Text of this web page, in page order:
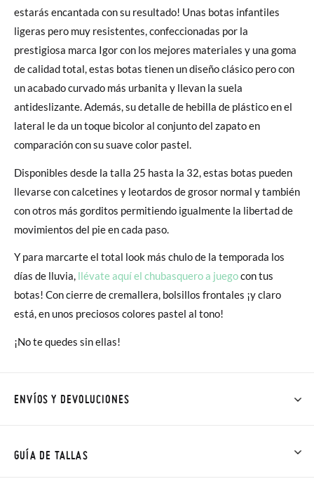
estarás encantada con su resultado! Unas botas infantiles
ligeras pero muy resistentes, confeccionadas por la
prestigiosa marca Igor con los mejores materiales y una goma
de calidad total, estas botas tienen un diseño clásico pero con
un acabado curvado más urbanita y llevan la suela
antideslizante. Además, su detalle de hebilla de plástico en el
lateral le da un toque bicolor al conjunto del zapato en
comparación con su suave color pastel.
Disponibles desde la talla 25 hasta la 32, estas botas pueden
llevarse con calcetines y leotardos de grosor normal y también
con otros más gorditos permitiendo igualmente la libertad de
movimientos del pie en cada paso.
Y para marcarte el total look más chulo de la temporada los
días de lluvia, llévate aquí el chubasquero a juegocon tus
botas! Con cierre de cremallera, bolsillos frontales ¡y claro
está, en unos preciosos colores pastel al tono!
¡No te quedes sin ellas!
ENVÍOS Y DEVOLUCIONES
Talla/Color también son GRATIS y puedes realizarlos hasta en
GUÍA DE TALLAS